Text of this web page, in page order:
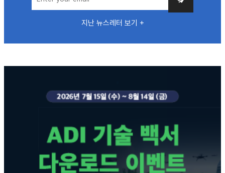
지난 뉴스레터 보기 +